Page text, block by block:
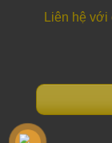
Liên hệ